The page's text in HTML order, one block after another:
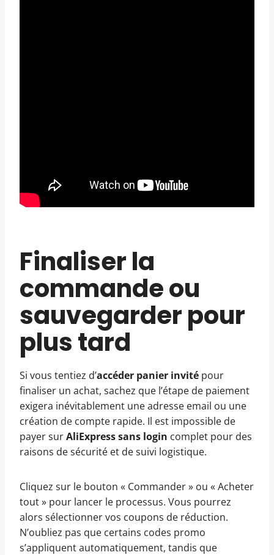
Finaliser la
commande ou
sauvegarder pour
plus tard
Si vous tentiez d’accéder panier invité pour
finaliser un achat, sachez que l’étape de paiement
exigera inévitablement une adresse email ou une
création de compte rapide. Il est impossible de
payer surAliExpress sans login complet pour des
raisons de sécurité et de suivi logistique.
Cliquez sur le bouton « Commander » ou « Acheter
tout » pour lancer le processus. Vous pourrez
alors sélectionner vos coupons de réduction.
N’oubliez pas que certains codes promo
s’appliquent automatiquement, tandis que